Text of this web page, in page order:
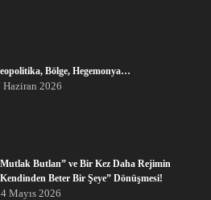
Bölge, Hegemonya…
Haziran 2026
Butlan” ve Bir Kez Daha Rejimin
Beter Bir Şeye” Dönüşmesi!
Mayıs 2026